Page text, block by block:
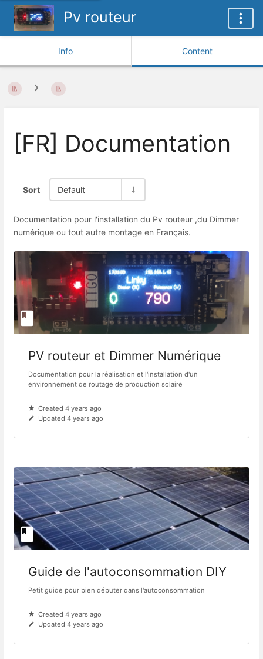
Pv routeur
Info Content
[FR] Documentation
Sort Default
Documentation pour l'installation du Pv routeur ,du Dimmer
numérique ou tout autre montage en Français.
PV routeur et Dimmer Numérique
Documentation pour la réalisation et l'installation d'un
environnement de routage de production solaire
Created 4 years ago
Updated 4 years ago
Guide de l'autoconsommation DIY
Petit guide pour bien débuter dans l'autoconsommation
Created 4 years ago
Updated 4 years ago